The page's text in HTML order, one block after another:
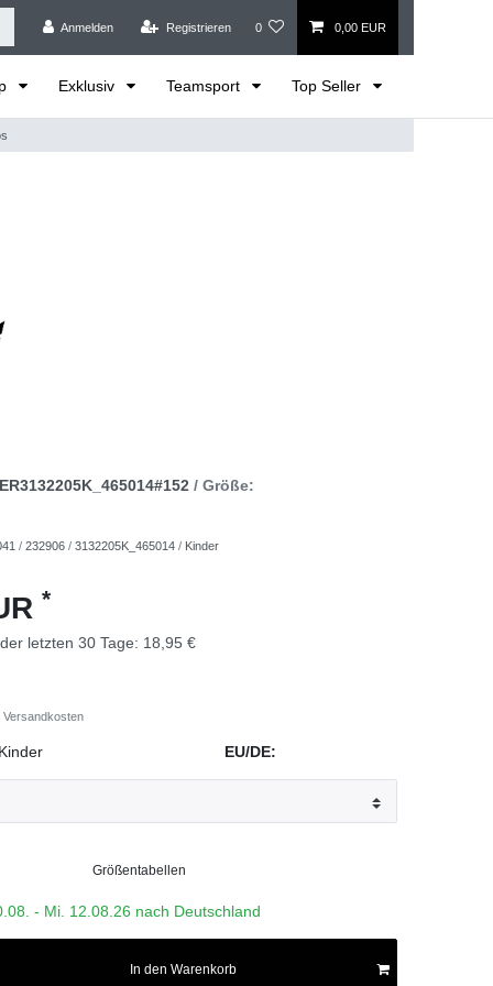
Anmelden Registrieren 0 0,00 EUR
Exklusiv Teamsport Top Seller
ER3132205K_465014#152 / Größe:
/ 232906 / 3132205K_465014 / Kinder
*
letzten 30 Tage: 18,95 €
Versandkosten
EU/DE:
Größentabellen
- Mi. 12.08.26 nach Deutschland
In den Warenkorb